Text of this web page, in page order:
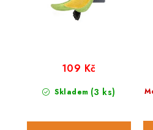
Skladem (3 ks)
109 Kč